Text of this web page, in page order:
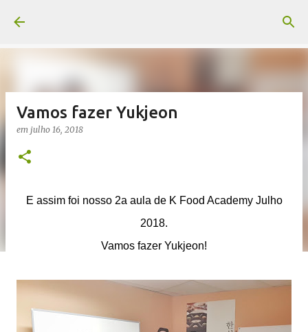
Vamos fazer Yukjeon
em julho 16, 2018
E assim foi nosso 2a aula de K Food Academy Julho
2018.
Vamos fazer Yukjeon!